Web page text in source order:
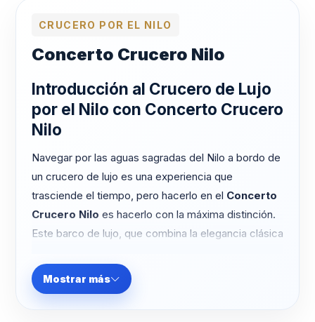
CRUCERO POR EL NILO
Concerto Crucero Nilo
Introducción al Crucero de Lujo
por el Nilo con Concerto Crucero
Nilo
Navegar por las aguas sagradas del Nilo a bordo de
un crucero de lujo es una experiencia que
trasciende el tiempo, pero hacerlo en el Concerto
Crucero Nilo es hacerlo con la máxima distinción.
Este barco de lujo, que combina la elegancia clásica
para ofrecer la experiencia náutica más íntima y
sofisticada de Egipto.
Mostrar más